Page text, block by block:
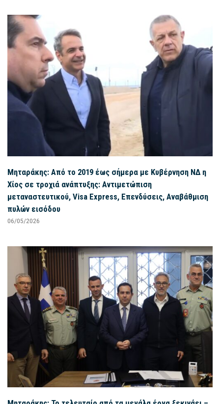
Μηταράκης: Από το 2019 έως σήμερα με Κυβέρνηση ΝΔ η
Χίος σε τροχιά ανάπτυξης: Αντιμετώπιση
μεταναστευτικού, Visa Express, Επενδύσεις, Αναβάθμιση
πυλών εισόδου
06/05/2026